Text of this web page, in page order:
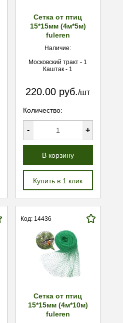
Сетка от птиц
15*15мм (4м*5м)
fuleren
Наличие:
Московский тракт - 1
Каштак - 1
220.00 руб./шт
Количество:
- +
В корзину
Купить в 1 клик
Код: 14436
Сетка от птиц
15*15мм (4м*10м)
fuleren